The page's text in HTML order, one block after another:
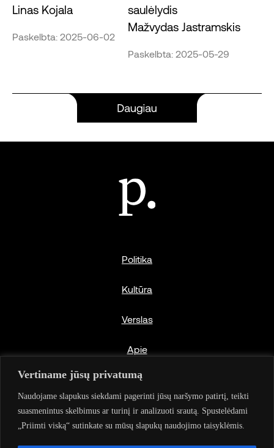
Vertiname jūsų privatumą
Naudojame slapukus siekdami pagerinti jūsų naršymo patirtį, teikti
suasmenintus skelbimus ar turinį ir analizuoti srautą. Spustelėdami
„Priimti viską“ sutinkate su mūsų slapukų naudojimo taisyklėmis.
Linas Kojala
Paskelbta: 2025-06-02
saulėlydis
Mažvydas Jastramskis
Paskelbta: 2025-05-29
Politika
Kultūra
Verslas
Apie
Privatumo politika